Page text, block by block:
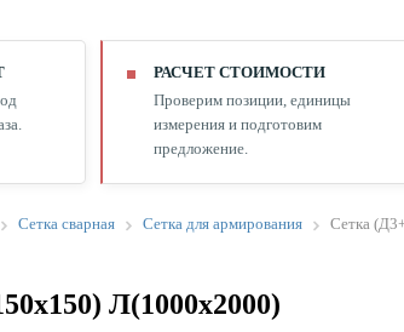
РАСЧЕТ СТОИМОСТИ
Проверим позиции, единицы
измерения и подготовим
предложение.
Сетка сварная Сетка для армирования Сетка
Л(1000х2000)